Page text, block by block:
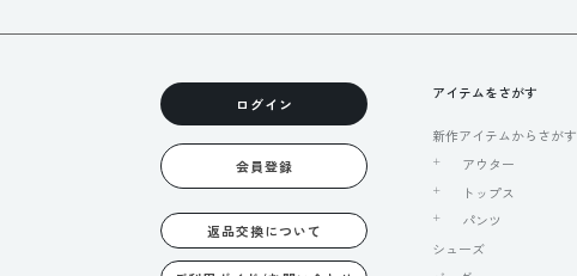
ログイン
会員登録
返品交換について
アイテムをさがす
新作アイテムからさがす
アウター
トップス
パンツ
シューズ